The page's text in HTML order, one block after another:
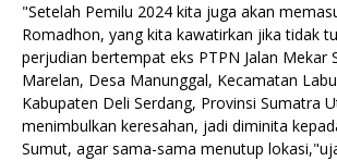
"Setelah Pemilu 2024 kita juga akan
Romadhon, yang kita kawatirkan jika tidak
perjudian bertempat eks PTPN Jalan Mekar
Marelan, Desa Manunggal, Kecamatan
Kabupaten Deli Serdang, Provinsi Sumatra
menimbulkan keresahan, jadi diminita
Sumut, agar sama-sama menutup